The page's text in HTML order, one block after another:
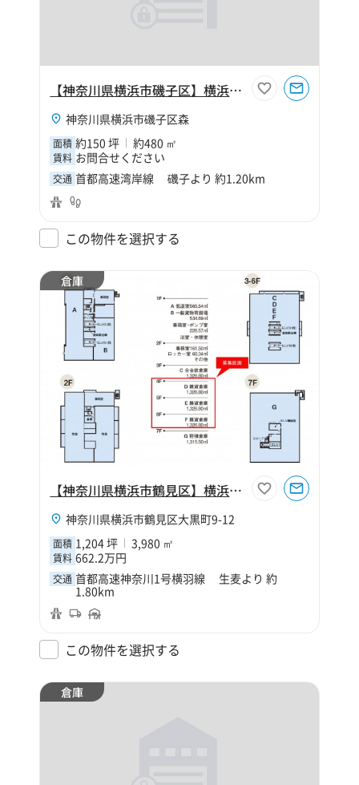
【神奈川県横浜市磯子区】横浜市磯子区森2丁目150坪倉庫
神奈川県横浜市磯子区森
面積 約150 坪 約480 ㎡
賃料 お問合せください
交通 首都高速湾岸線 磯子より 約1.20km
この物件を選択する
倉庫
【神奈川県横浜市鶴見区】横浜市鶴見区大黒町9丁目1204坪倉庫
神奈川県横浜市鶴見区大黒町9-12
面積 1,204 坪 3,980 ㎡
賃料 662.2万円
交通 首都高速神奈川1号横羽線 生麦より 約
1.80km
この物件を選択する
倉庫